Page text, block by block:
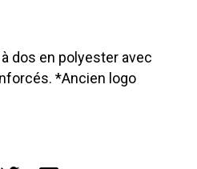
dos en polyester avec
*Ancien logo